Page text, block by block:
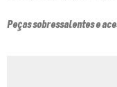
Peças sobressalentes e